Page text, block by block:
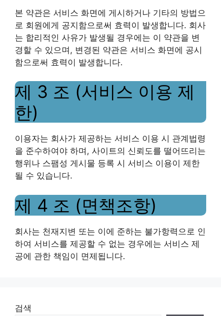
본 약관은 서비스 화면에 게시하거나 기타의 방법으
로 회원에게 공지함으로써 효력이 발생합니다. 회사
는 합리적인 사유가 발생될 경우에는 이 약관을 변
경할 수 있으며, 변경된 약관은 서비스 화면에 공시
함으로써 효력이 발생합니다.
제 3 조 (서비스 이용 제
한)
이용자는 회사가 제공하는 서비스 이용 시 관계법령
을 준수하여야 하며, 사이트의 신뢰도를 떨어뜨리는
행위나 스팸성 게시물 등록 시 서비스 이용이 제한
될 수 있습니다.
제 4 조 (면책조항)
회사는 천재지변 또는 이에 준하는 불가항력으로 인
하여 서비스를 제공할 수 없는 경우에는 서비스 제
공에 관한 책임이 면제됩니다.
검색